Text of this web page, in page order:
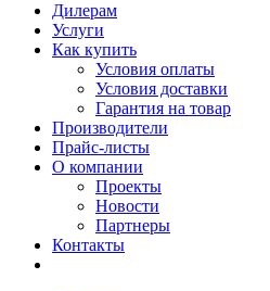
Дилерам
Услуги
Как купить
Условия оплаты
Условия доставки
Гарантия на товар
Производители
Прайс-листы
О компании
Проекты
Новости
Партнеры
Контакты